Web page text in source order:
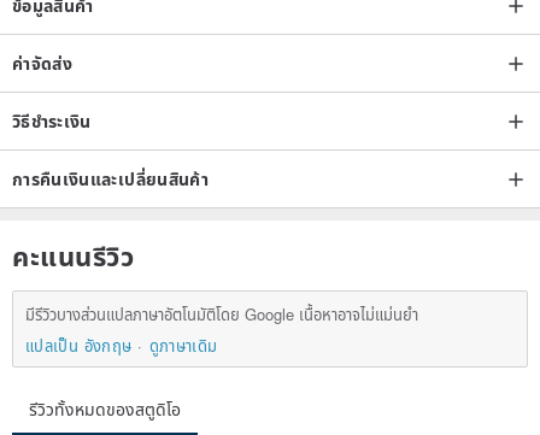
ค่าจัดส่ง
วิธีชำระเงิน
การคืนเงินและเปลี่ยนสินค้า
คะแนนรีวิว
มีรีวิวบางส่วนแปลภาษาอัตโนมัติโดย Google เนื้อหาอาจไม่แม่นยำ
แปลเป็น อังกฤษ
ดูภาษาเดิม
รีวิวทั้งหมดของสตูดิโอ